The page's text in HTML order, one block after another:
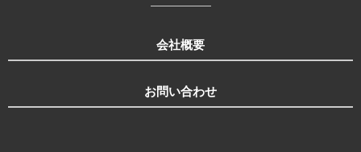
会社概要
お問い合わせ